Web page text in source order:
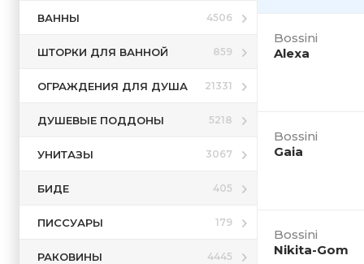
ВАННЫ 4506
ШТОРКИ ДЛЯ ВАННОЙ 859
ОГРАЖДЕНИЯ ДЛЯ ДУША 21331
ДУШЕВЫЕ ПОДДОНЫ 5218
УНИТАЗЫ 3067
БИДЕ 405
ПИССУАРЫ 179
РАКОВИНЫ 4445
Bossini
Alexa
Bossini
Gaia
Bossini
Nikita-Gom